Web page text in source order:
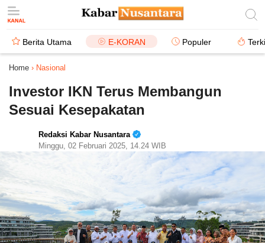
Berita Utama E-KORAN Populer
Home › Nasional
Investor IKN Terus Membangun
Sesuai Kesepakatan
Redaksi Kabar Nusantara
Minggu, 02 Februari 2025, 14.24 WIB